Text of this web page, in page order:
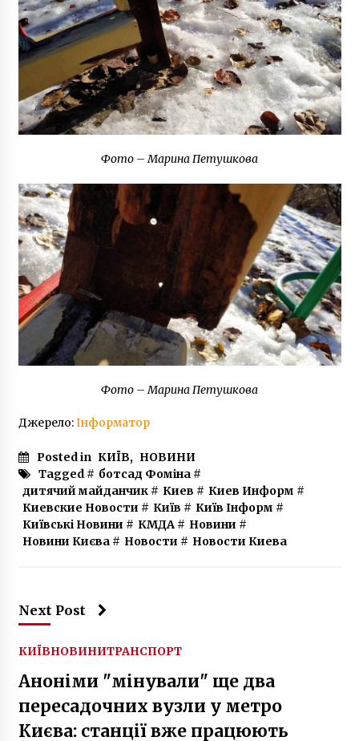
Під Києвом горять торфовища
6 років ago
Фото – Марина Петушкова
Фото – Марина Петушкова
Джерело:Інформатор
Posted in КИЇВ, НОВИНИ
Tagged # ботсад Фоміна#
дитячий майданчик# Киев # Киев Информ #
Киевские Новости # Київ # Київ Інформ #
Київські Новини # КМДА# Новини #
Новини Києва# Новости # Новости Киева
Next Post
КИЇВНОВИНИТРАНСПОРТ
Аноніми "мінували" ще два
пересадочних вузли у метро
Києва: станції вже працюють